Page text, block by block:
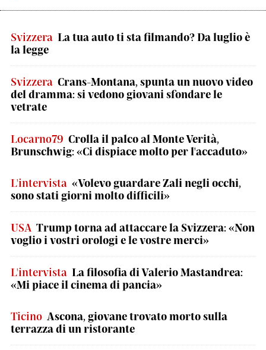
Svizzera La tua auto ti sta filmando? Da luglio è
la legge
Svizzera Crans-Montana, spunta un nuovo video
del dramma: si vedono giovani sfondare le
vetrate
Locarno79 Crolla il palco al Monte Verità,
Brunschwig: «Ci dispiace molto per l'accaduto»
L'intervista «Volevo guardare Zali negli occhi,
sono stati giorni molto difficili»
USA Trump torna ad attaccare la Svizzera: «Non
voglio i vostri orologi e le vostre merci»
L'intervista La filosofia di Valerio Mastandrea:
«Mi piace il cinema di pancia»
Ticino Ascona, giovane trovato morto sulla
terrazza di un ristorante